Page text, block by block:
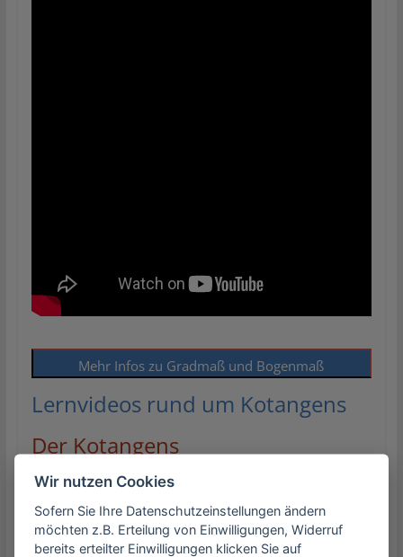
Mehr Infos zu Gradmaß und Bogenmaß
Lernvideos rund um Kotangens
Der Kotangens
Wir nutzen Cookies
Sofern Sie Ihre Datenschutzeinstellungen ändern
möchten z.B. Erteilung von Einwilligungen, Widerruf
bereits erteilter Einwilligungen klicken Sie auf